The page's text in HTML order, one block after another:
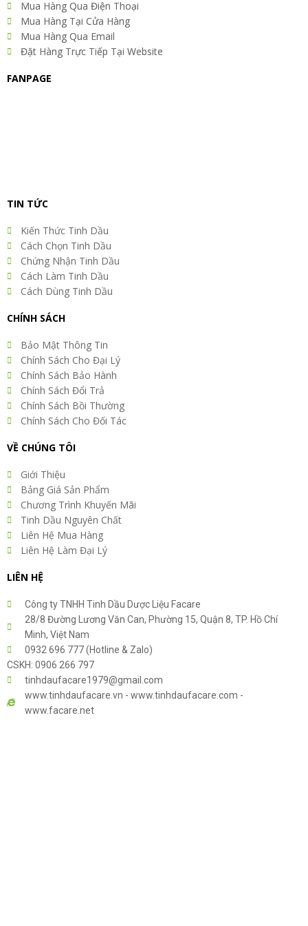
Mua Hàng Qua Điện Thoại
Mua Hàng Tại Cửa Hàng
Mua Hàng Qua Email
Đặt Hàng Trực Tiếp Tại Website
FANPAGE
TIN TỨC
Kiến Thức Tinh Dầu
Cách Chọn Tinh Dầu
Chứng Nhận Tinh Dầu
Cách Làm Tinh Dầu
Cách Dùng Tinh Dầu
CHÍNH SÁCH
Bảo Mật Thông Tin
Chính Sách Cho Đại Lý
Chính Sách Bảo Hành
Chính Sách Đổi Trả
Chính Sách Bồi Thường
Chính Sách Cho Đối Tác
VỀ CHÚNG TÔI
Giới Thiệu
Bảng Giá Sản Phẩm
Chương Trình Khuyến Mãi
Tinh Dầu Nguyên Chất
Liên Hệ Mua Hàng
Liên Hệ Làm Đại Lý
LIÊN HỆ
Công ty TNHH Tinh Dầu Dược Liệu Facare
28/8 Đường Lương Văn Can, Phường 15, Quận 8, TP. Hồ Chí
Minh, Việt Nam
0932 696 777 (Hotline & Zalo)
CSKH: 0906 266 797
tinhdaufacare1979@gmail.com
www.tinhdaufacare.vn - www.tinhdaufacare.com -
www.facare.net